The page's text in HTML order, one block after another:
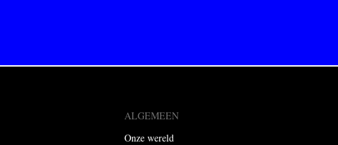
ALGEMEEN
Onze wereld